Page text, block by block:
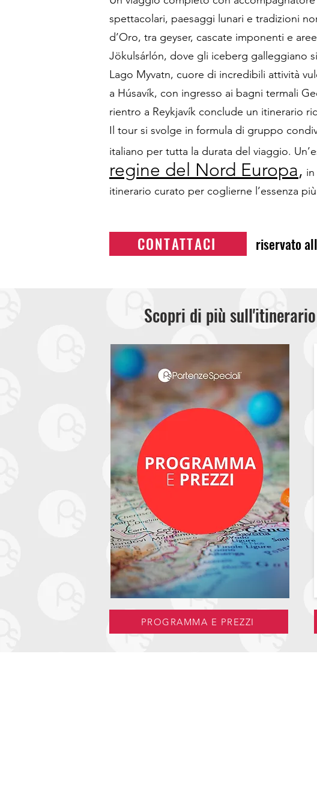
spettacolari, paesaggi lunari e tradizioni
d’Oro, tra geyser, cascate imponenti e
Jökulsárlón, dove gli iceberg galleggiano
Lago Myvatn, cuore di incredibili attività
a Húsavík, con ingresso ai bagni termali
rientro a Reykjavík conclude un itinerario
Il tour si svolge in formula di gruppo
italiano per tutta la durata del viaggio.
regine del Nord Europa,
itinerario curato per coglierne l’essenza
CONTATTACI riservato
Scopri di più sull'itinerario
PROGRAMMA E PREZZI